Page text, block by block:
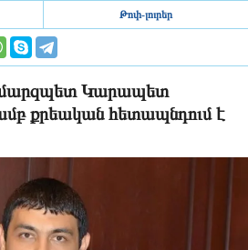
Թոփ-լուրեր
մարզպետ Կարապետ
քրեական հետապնդում է